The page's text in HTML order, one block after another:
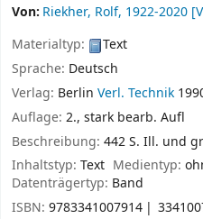
Von: Riekher, Rolf, 1922-2020
Materialtyp:
Text
Sprache: Deutsch
Verlag: Berlin Verl. Technik
Auflage: 2., stark bearb. Aufl
Beschreibung: 442 S. Ill. und
Inhaltstyp: Text Medientyp:
Datenträgertyp: Band
ISBN: 9783341007914